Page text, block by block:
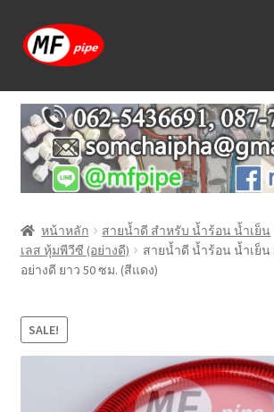
Skip
to
Skip
to
หน้าแรก
ร้านค้า
วิธีการเดินท่อ PAP
บทความ
วิธีการสั่งซื้อ
แจ้งชำระเงิน
หน้าหลัก สายน้ำดี สำหรับ น้ำร้อน น้ำเย็น
เลส หุ้มพีวีซี (อย่างดี)
สายน้ำดี น้ำร้อน น้ำเย็
อย่างดี ยาว 50 ซม. (สีแดง)
SALE!